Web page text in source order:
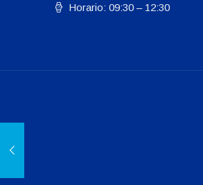
Horario: 09:30 – 12:30